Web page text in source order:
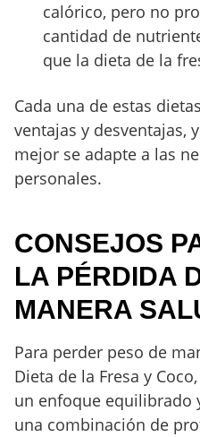
calórico, pero no
cantidad de
que la dieta de la
Cada una de estas
ventajas y desventajas,
mejor se adapte a las
personales.
CONSEJOS
LA PÉRDIDA
MANERA
Para perder peso de
Dieta de la Fresa y
un enfoque equilibrado
una combinación de